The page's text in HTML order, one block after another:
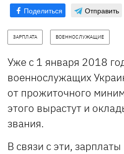
Поделиться Отправить
ЗАРПЛАТА ВОЕННОСЛУЖАЩИЕ
Уже с 1 января 2018
военнослужащих
от прожиточного
этого вырастут и
звания.
В связи с эти,